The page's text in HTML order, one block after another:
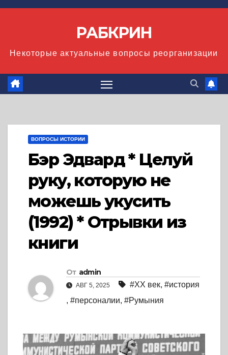
Перейти
РАБКРИН
Некоторые актуальные вопросы реорганизации
ВОПРОСЫ ИСТОРИИ
Бэр Эдвард * Целуй
руку, которую не
можешь укусить
(1992) * Отрывки из
книги
От admin
АВГ 5, 2025 #XX век, #история
, #персоналии, #Румыния